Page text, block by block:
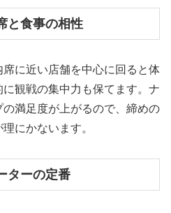
と食事の相性
に近い店舗を中心に回ると体
観戦の集中力も保てます。ナ
満足度が上がるので、締めの
にかないます。
ターの定番